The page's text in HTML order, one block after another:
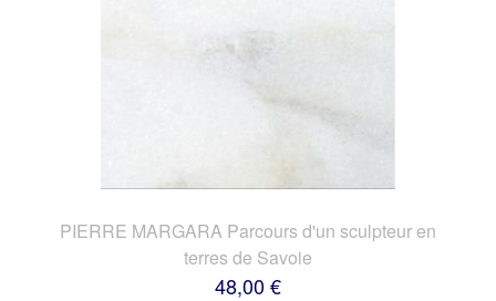
PIERRE MARGARA Parcours d'un sculpteur en
terres de Savoie
48,00 €